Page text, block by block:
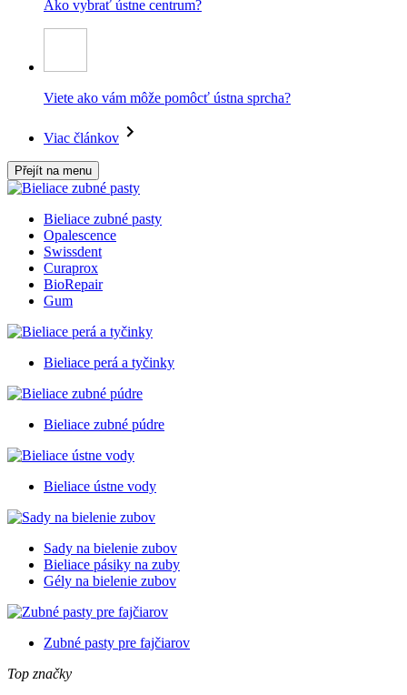
Ako vybrať ústne centrum?
Viete ako vám môže pomôcť ústna sprcha?
Viac článkov
Přejít na menu
Bieliace zubné pasty
Opalescence
Swissdent
Curaprox
BioRepair
Gum
Bieliace perá a tyčinky
Bieliace zubné púdre
Bieliace ústne vody
Sady na bielenie zubov
Bieliace pásiky na zuby
Gély na bielenie zubov
Zubné pasty pre fajčiarov
Top značky